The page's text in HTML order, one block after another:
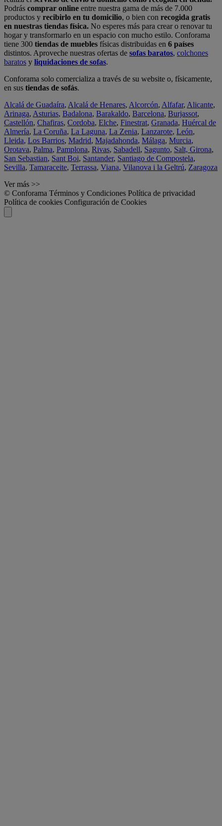
Podrás comprar online entre nuestra gama de más de 7.000
productos y recibirlo en tu domicilio, o bien con recogida gratis
en nuestras tiendas física. No esperes más para crear o renovar tu
hogar y transformarlo en un espacio con mucho estilo. Conforama
tiene 300 tiendas de muebles físicas distribuidas en 6 países
distintos. Aproveche nuestras ofertas de sofas baratos, colchones
baratos y liquidaciones de sofas.
Conforama solo comercializa a través de su website o, físicamente,
en sus tiendas de sofás.
Alcalá de Guadaíra, Alcalá de Henares, Alcorcón, Alfafar, Alicante,
Arinaga, Asturias, Badalona, Barakaldo, Barcelona, Burjassot,
Castellón, Chafiras, Cordoba, Elche, Finestrat, Granada, Huércal de
Almería, La Coruña, La Laguna, La Zenia, Lanzarote, León,
Lleida, Los Barrios, Madrid, Majadahonda, Málaga, Murcia,
Orotava, Palma, Pamplona, Rivas, Sabadell, Sagunto, Salt, Girona,
San Sebastian, Sant Boi, Santander, Santiago de Compostela,
Sevilla, Tamaraceite, Terrassa, Viana, Vilanova i la Geltrú, Zaragoza
Ver más >>
© Conforama Términos y Condiciones Política de privacidad
Política de cookies Configuración de Cookies